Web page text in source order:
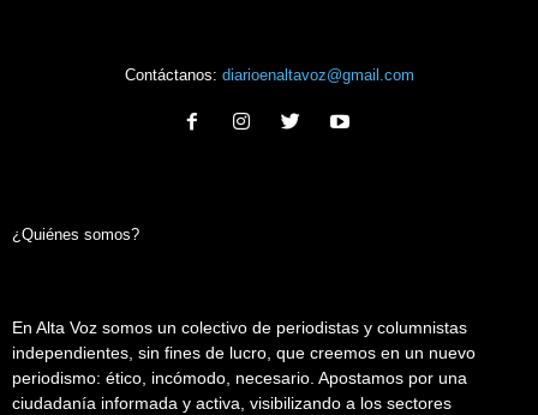
Contáctanos: diarioenaltavoz@gmail.com
¿Quiénes somos?
En Alta Voz somos un colectivo de periodistas y columnistas
independientes, sin fines de lucro, que creemos en un nuevo
periodismo: ético, incómodo, necesario. Apostamos por una
ciudadanía informada y activa, visibilizando a los sectores